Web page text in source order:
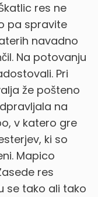
res ne
pa spravite
navadno
Na potovanju
Pri
že pošteno
na
v katero gre
ki so
Mapico
res
se tako ali tako